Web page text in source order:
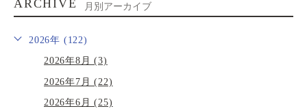
ARCHIVE 月別アーカイブ
2026年 (122)
2026年8月 (3)
2026年7月 (22)
2026年6月 (25)